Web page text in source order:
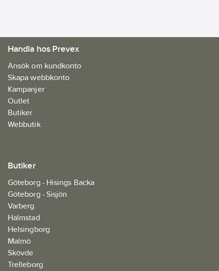
Handla hos Prevex
Ansök om kundkonto
Skapa webbkonto
Kampanjer
Outlet
Butiker
Webbutik
Butiker
Göteborg - Hisings Backa
Göteborg - Sisjön
Varberg
Halmstad
Helsingborg
Malmö
Skövde
Trelleborg